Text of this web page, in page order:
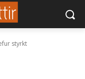
styrkt